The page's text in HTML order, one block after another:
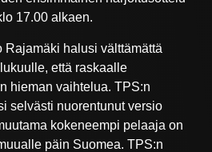
17.00 alkaen.
Rajamäki halusi välttämättä
että raskaalle
hieman vaihtelua. TPS:n
selvästi nuorentunut versio
kokeneempi pelaaja on
päin Suomea. TPS:n